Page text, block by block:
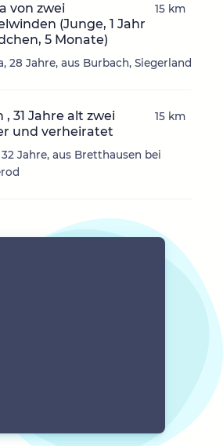
von zwei
(Junge, 1 Jahr
5 Monate)
28 Jahre, aus Burbach, Siegerland
15 km
, 31 Jahre alt zwei
und verheiratet
Jahre, aus Bretthausen bei
15 km